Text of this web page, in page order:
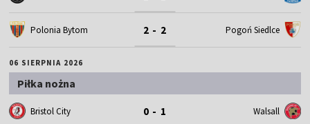
Polonia Bytom 2 - 2 Pogoń Siedlce
06 SIERPNIA 2026
Piłka nożna
Bristol City 0 - 1 Walsall